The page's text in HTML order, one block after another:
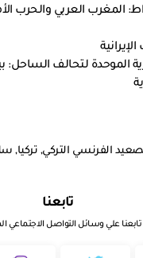
المغرب العربي والحرب
الموحدة لتحالف الساحل: بين
الفرنسي التركي, تركيا,
تابعنا
علي وسائل التواصل الاجتماعي